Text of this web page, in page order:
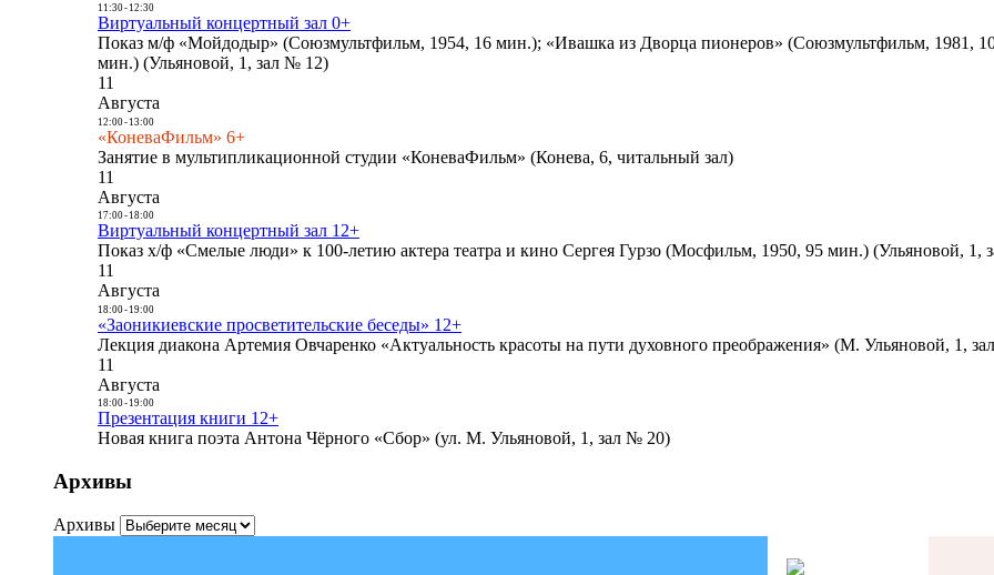
11:30- 12:30
Виртуальный концертный зал 0+
Показ м/ф «Мойдодыр» (Союзмультфильм, 1954, 16 мин.); «Ивашка из Дворца пионеров» (Союзмультфильм, 1981,
мин.) (Ульяновой, 1, зал № 12)
11
Августа
12:00- 13:00
«КоневаФильм» 6+
Занятие в мультипликационной студии «КоневаФильм» (Конева, 6, читальный зал)
11
Августа
17:00- 18:00
Виртуальный концертный зал 12+
Показ х/ф «Смелые люди» к 100-летию актера театра и кино Сергея Гурзо (Мосфильм, 1950, 95 мин.) (Ульяновой, 1,
11
Августа
18:00- 19:00
«Заоникиевские просветительские беседы» 12+
Лекция диакона Артемия Овчаренко «Актуальность красоты на пути духовного преображения» (М. Ульяновой, 1,
11
Августа
18:00- 19:00
Презентация книги 12+
Новая книга поэта Антона Чёрного «Сбор» (ул. М. Ульяновой, 1, зал № 20)
Архивы
Архивы